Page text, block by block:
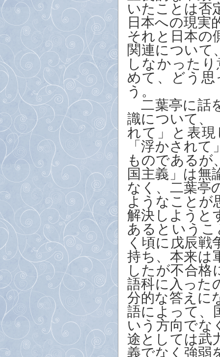
いたことは否
日本への現実
それと日本の
関連について
しなかった
めて、どう
う。
二葉亭に話
識について、
れて」と表
「浮かされ
ものであるが
国主義」は無
なく、二葉亭
ようなことが
解決しようと
あるという
く頃に戊辰戦
持ち、本来は
したが不合格
語科に入った
分的な答えに
語によって、
いう方向でな
途としては武
義でなく強弱